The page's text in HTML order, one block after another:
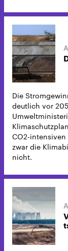
Die
deutlich vor
CO2-intensiven
zwar die
nicht.